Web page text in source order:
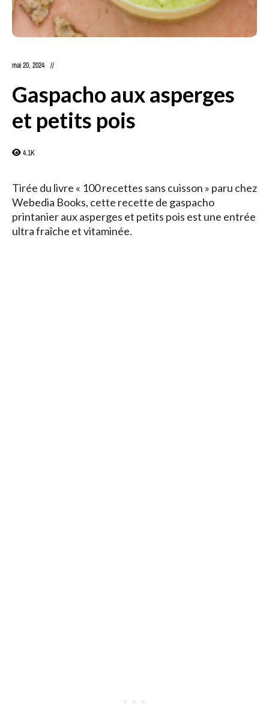
mai 20, 2024
Gaspacho aux asperges
et petits pois
4.1K
Tirée du livre « 100 recettes sans cuisson » paru chez
Webedia Books, cette recette de gaspacho
printanier aux asperges et petits pois est une entrée
ultra fraîche et vitaminée.